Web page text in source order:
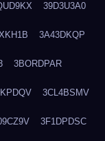
39D3U3A0
3A43DKQP
3BORDPAR
3CL4BSMV
3F1DPDSC